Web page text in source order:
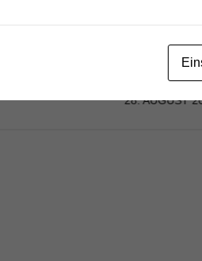
Neues
Gottfried
28. AUGUST